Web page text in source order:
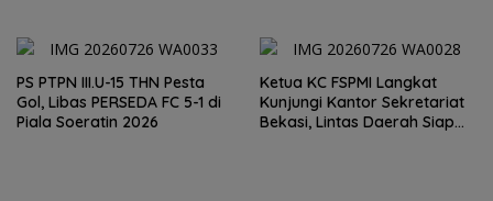
PS PTPN III.U-15 THN Pesta
Gol, Libas PERSEDA FC 5-1 di
Piala Soeratin 2026
Ketua KC FSPMI Langkat
Kunjungi Kantor Sekretariat
Bekasi, Lintas Daerah Siap